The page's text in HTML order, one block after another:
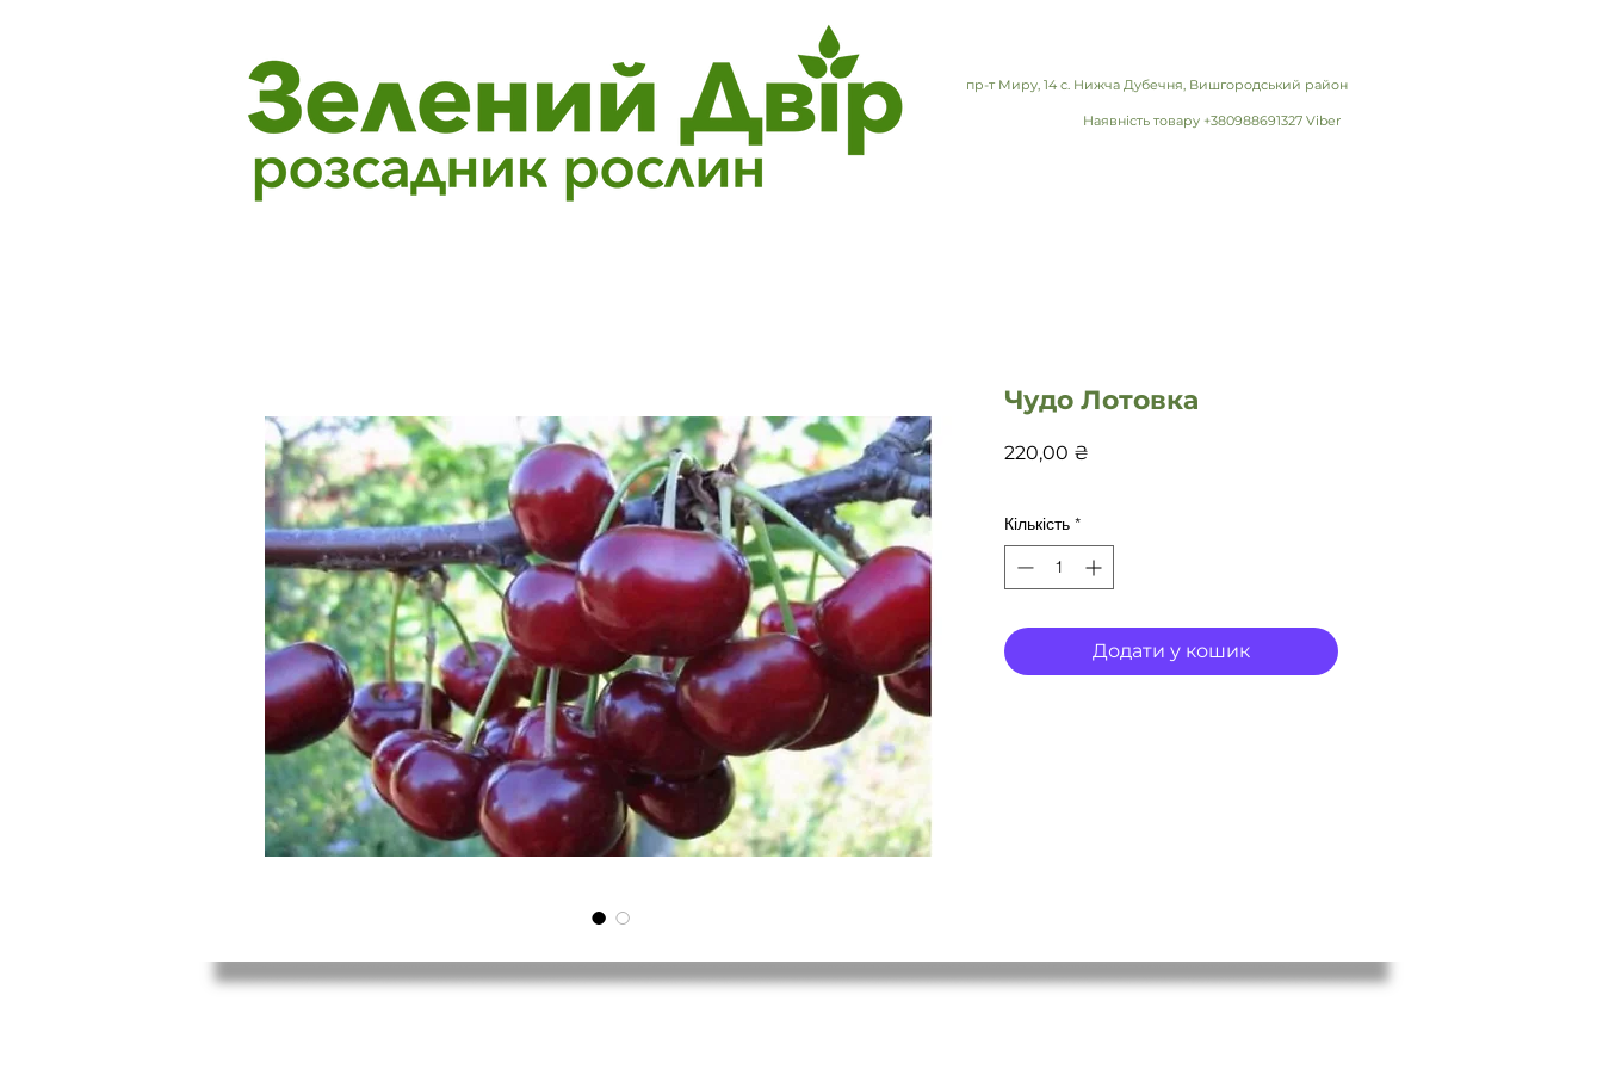
пр-т Миру, 14 с. Нижча Дубечня, Вишгородський район
Наявність товару +380988691327 Viber
Чудо Лотовка
220,00 ₴
Кількість *
Додати у кошик